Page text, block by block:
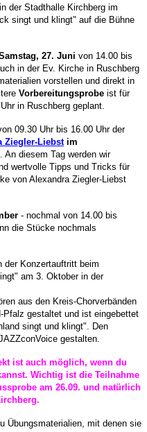
der Stadthalle Kirchberg im
singt und klingt" auf die Bühne
27. Juni von 14.00 bis
in der Ev. Kirche in Ruschberg
vorstellen und direkt in
Vorbereitungsprobe ist für
in Ruschberg geplant.
09.30 Uhr bis 16.00 Uhr der
Ziegler-Liebstim
An diesem Tag werden wir
wertvolle Tipps und Tricks für
von Alexandra Ziegler-Liebst
- nochmal von 14.00 bis
die Stücke nochmals
der Konzertauftritt beim
am 3. Oktober in der
aus den Kreis-Chorverbänden
Pfalz gestaltet und ist eingebettet
singt und klingt". Den
gestalten.
ist auch möglich, wenn du
Wichtig ist die Teilnahme
am 26.09. und natürlich
Übungsmaterialien, mit denen sie